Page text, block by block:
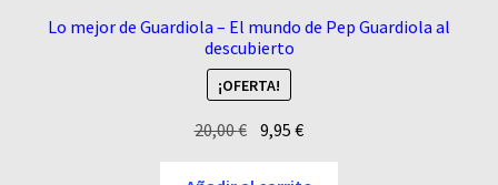
Lo mejor de Guardiola – El mundo de Pep Guardiola al
descubierto
¡OFERTA!
20,00€ El9,95€El